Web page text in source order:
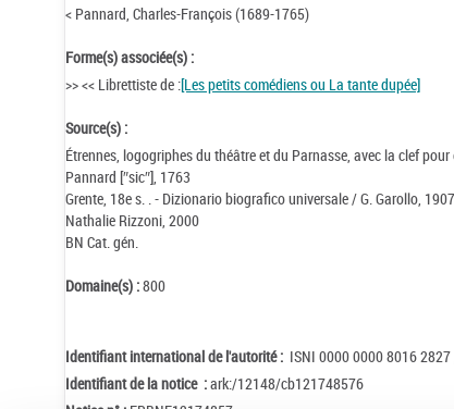
< Pannard, Charles-François (1689-1765)
Forme(s) associée(s) :
>> << Librettiste de :[Les petits comédiens ou La tante dupée]
Source(s) :
Étrennes, logogriphes du théâtre et du Parnasse, avec la clef
Pannard [″sic″], 1763
Grente, 18e s. . - Dizionario biografico universale / G. Garollo,
Nathalie Rizzoni, 2000
BN Cat. gén.
Domaine(s) :800
Identifiant international de l'autorité : ISNI 0000 0000 8016 2827
Identifiant de la notice :ark:/12148/cb121748576